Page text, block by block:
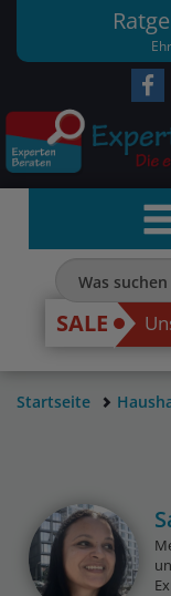
SALE
Startseite